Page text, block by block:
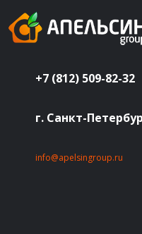
+7 (812) 509-82-32
г. Санкт-
info@apelsingroup.ru